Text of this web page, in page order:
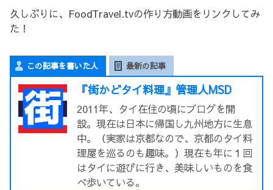
久しぶりに、FoodTravel.tvの作り方動画をリンクしてみ
た！
この記事を書いた人 最新の記事
『街かどタイ料理』管理人MSD
2011年、タイ在住の頃にブログを開
設。現在は日本に帰国し九州地方に生息
中。（実家は京都なので、京都のタイ料
理屋を巡るのも趣味。）現在も年に１回
はタイに遊びに行き、美味しいものを食
べ歩いている。